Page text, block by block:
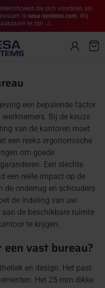
die zich voordoen als
is sesa-systems.com. Wij
te zijn. ⚠️
Account
een bepalende factor
Bij de keuze
van de kantoren moet
een reeks ergonomische
om goede
Een slechte
een reële impact op de
de onderrug en schouders
de indeling van uw
de beschikbare ruimte
te krijgen.
vast bureau?
en design. Het past
Het 25 mm dikke